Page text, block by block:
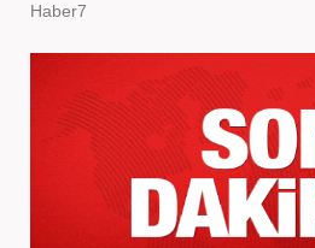
Haber7